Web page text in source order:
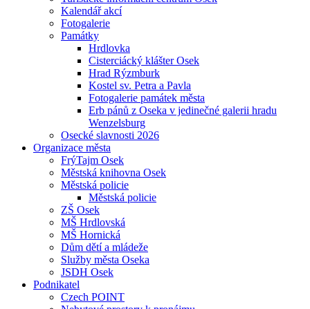
Kalendář akcí
Fotogalerie
Památky
Hrdlovka
Cisterciácký klášter Osek
Hrad Rýzmburk
Kostel sv. Petra a Pavla
Fotogalerie památek města
Erb pánů z Oseka v jedinečné galerii hradu
Wenzelsburg
Osecké slavnosti 2026
Organizace města
FrýTajm Osek
Městská knihovna Osek
Městská policie
Městská policie
ZŠ Osek
MŠ Hrdlovská
MŠ Hornická
Dům dětí a mládeže
Služby města Oseka
JSDH Osek
Podnikatel
Czech POINT